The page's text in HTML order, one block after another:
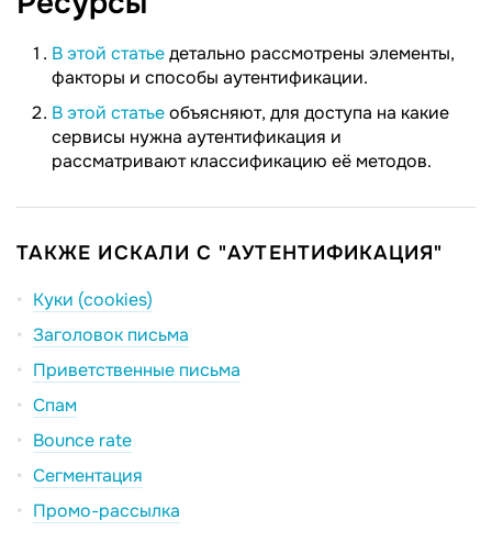
В этой статьедетально рассмотрены элементы,
факторы и способы аутентификации.
В этой статьеобъясняют, для доступа на какие
сервисы нужна аутентификация и
рассматривают классификацию её методов.
ТАКЖЕ ИСКАЛИ С "АУТЕНТИФИКАЦИЯ"
Куки (cookies)
Заголовок письма
Приветственные письма
Спам
Bounce rate
Сегментация
Промо-рассылка